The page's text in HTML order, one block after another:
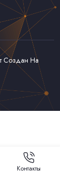
Создан На
Контакты